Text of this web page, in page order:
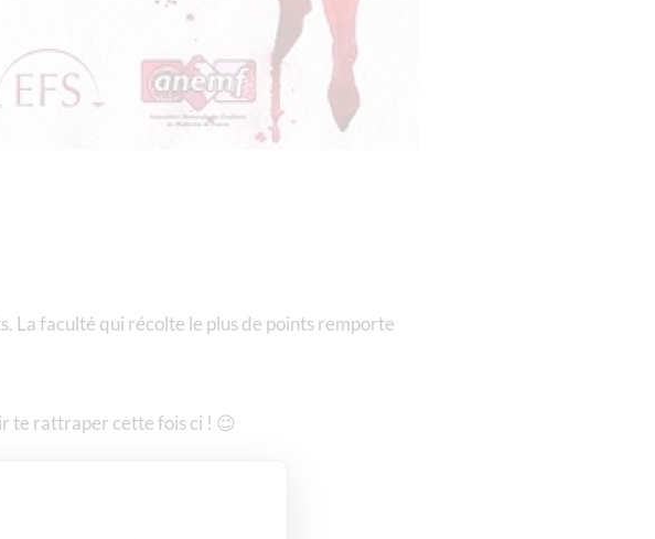
La faculté qui récolte le plus de points remporte
te rattraper cette fois ci ! 😉